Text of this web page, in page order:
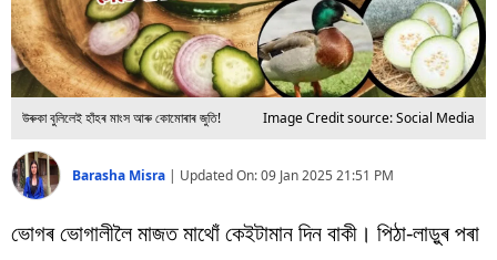
উৰুকা বুলিলেই হাঁহৰ মাংস আৰু কোমোৰাৰ জুতি! Image Credit source: Social Media
Barasha Misra | Updated On:09 Jan 2025 21:51 PM
ভোগৰ ভোগালীলৈ মাজত মাথোঁ কেইটামান দিন বাকী। পিঠা-লাড়ুৰ পৰা